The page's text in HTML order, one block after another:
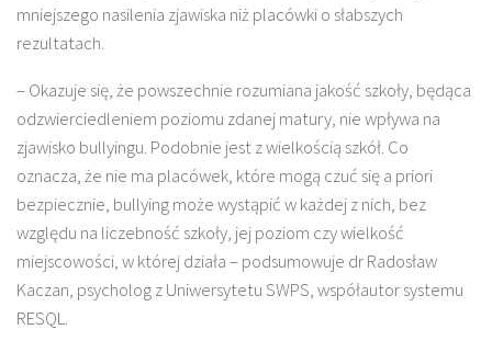
mniejszego nasilenia zjawiska niż placówki o słabszych
rezultatach.
– Okazuje się, że powszechnie rozumiana jakość szkoły, będąca
odzwierciedleniem poziomu zdanej matury, nie wpływa na
zjawisko bullyingu. Podobnie jest z wielkością szkół. Co
oznacza, że nie ma placówek, które mogą czuć się a priori
bezpiecznie, bullying może wystąpić w każdej z nich, bez
względu na liczebność szkoły, jej poziom czy wielkość
miejscowości, w której działa – podsumowuje dr Radosław
Kaczan, psycholog z Uniwersytetu SWPS, współautor systemu
RESQL.